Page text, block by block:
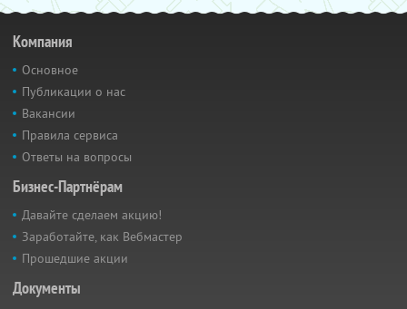
Компания
Основное
Публикации о нас
Вакансии
Правила сервиса
Ответы на вопросы
Бизнес-Партнёрам
Давайте сделаем акцию!
Заработайте, как Вебмастер
Прошедшие акции
Документы